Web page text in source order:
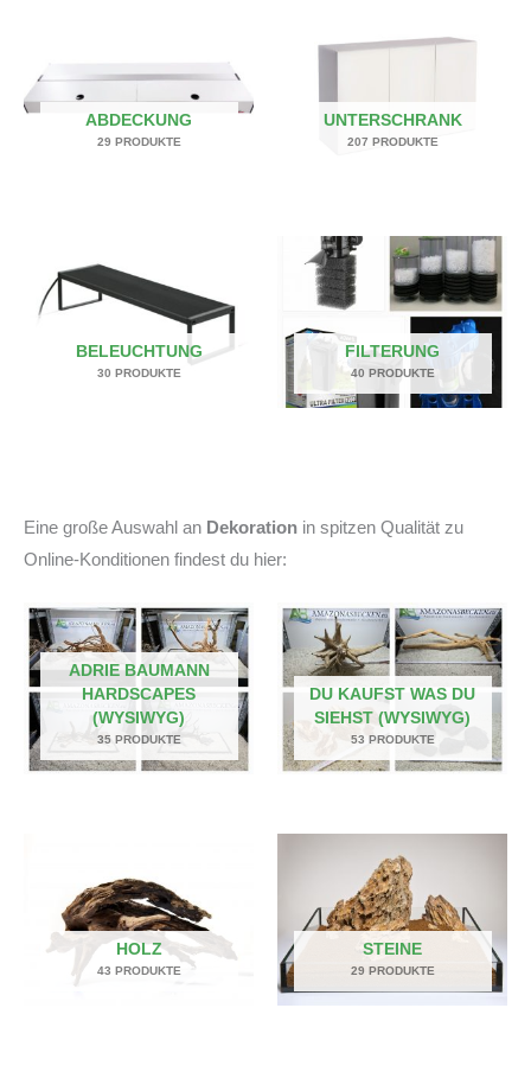
ABDECKUNG
29 PRODUKTE
UNTERSCHRANK
207 PRODUKTE
BELEUCHTUNG
30 PRODUKTE
FILTERUNG
40 PRODUKTE
Eine große Auswahl an Dekoration in spitzen Qualität zu
Online-Konditionen findest du hier:
ADRIE BAUMANN
HARDSCAPES
(WYSIWYG)
35 PRODUKTE
DU KAUFST WAS DU
SIEHST (WYSIWYG)
53 PRODUKTE
HOLZ
43 PRODUKTE
STEINE
29 PRODUKTE